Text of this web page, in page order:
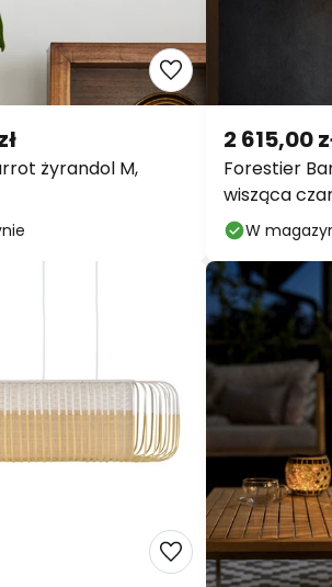
żyrandol M,
Forestier
wisząca
2 615,00
W